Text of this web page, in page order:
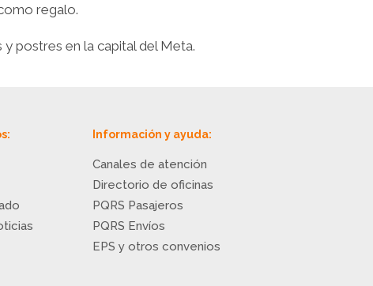
regalo.
postres en la capital del Meta.
Información y ayuda:
Canales de atención
Directorio de oficinas
PQRS Pasajeros
PQRS Envíos
EPS y otros convenios